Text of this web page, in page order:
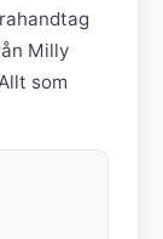
Milly
som